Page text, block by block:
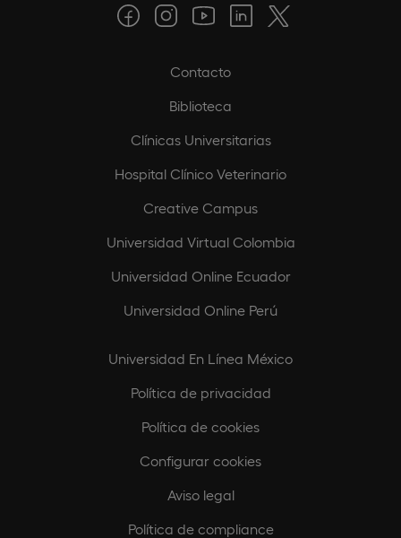
Contacto
Biblioteca
Clínicas Universitarias
Hospital Clínico Veterinario
Creative Campus
Universidad Virtual Colombia
Universidad Online Ecuador
Universidad Online Perú
Universidad En Línea México
Política de privacidad
Política de cookies
Configurar cookies
Aviso legal
Política de compliance